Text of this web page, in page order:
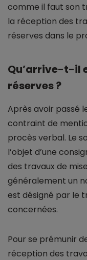
comme il faut son
la réception des
réserves dans le
Qu’arrive-t-il
réserves ?
Après avoir passé
contraint de
procès verbal. Le
l’objet d’une
des travaux de
généralement un
est désigné par le
concernées.
Pour se prémunir
réception des